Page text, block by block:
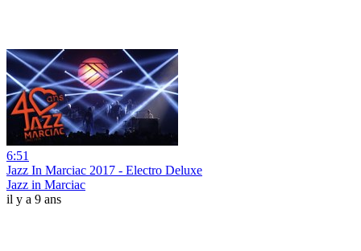
6:51
Jazz In Marciac 2017 - Electro Deluxe
Jazz in Marciac
il y a 9 ans